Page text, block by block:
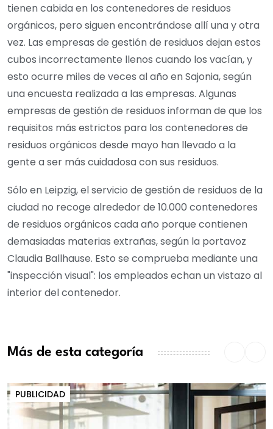
tienen cabida en los contenedores de residuos
orgánicos, pero siguen encontrándose allí una y otra
vez. Las empresas de gestión de residuos dejan estos
cubos incorrectamente llenos cuando los vacían, y
esto ocurre miles de veces al año en Sajonia, según
una encuesta realizada a las empresas. Algunas
empresas de gestión de residuos informan de que los
requisitos más estrictos para los contenedores de
residuos orgánicos desde mayo han llevado a la
gente a ser más cuidadosa con sus residuos.
Sólo en Leipzig, el servicio de gestión de residuos de la
ciudad no recoge alrededor de 10.000 contenedores
de residuos orgánicos cada año porque contienen
demasiadas materias extrañas, según la portavoz
Claudia Ballhause. Esto se comprueba mediante una
"inspección visual": los empleados echan un vistazo al
interior del contenedor.
Más de esta categoría
PUBLICIDAD